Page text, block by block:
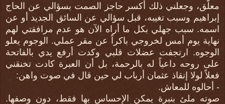
معلَّق، وجعلني ذلك أكسر حاجز الصمت بسؤالي عن الحاج
إبراهيم وسبب تغيبه، قبل سؤالي عن السائق الجديد أو عن
اسمه. سبب جهلي بكل ما أراه الآن هو عدم مرافقتي لهم
نهاية يوم أمس لخروجي باكراً عن مقر عملي. الوجوم يعلو
الوجوه. ارتجفت عضلات قلبي وكدت أرفع يدي بالفاتحة
على روحه داعياً له بالرحمة، بل أن العبرة كادت تخنقني
فعلاً لولا إنقاذ عثمان أرباب لي حين قال في صوت واهن:
- أحالوه للمعاش.
صوته ملئ بنبرة يمكن الإحساس بها فقط، دون وصفها.